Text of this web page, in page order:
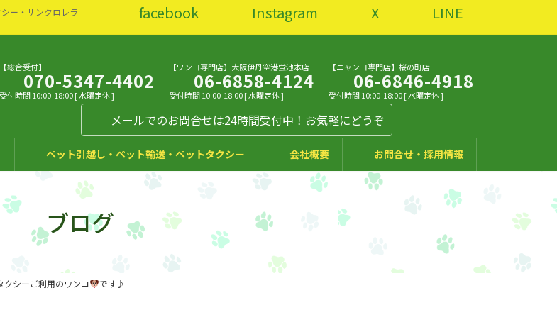
ー・サンクロレラ
facebook Instagram X LINE
【総合受付】
070-5347-4402
受付時間 10:00-18:00 [ 水曜定休 ]
【ワンコ専門店】大阪伊丹空港蛍池本店
06-6858-4124
受付時間 10:00-18:00 [ 水曜定休 ]
【ニャンコ専門店】桜の町店
06-6846-4918
受付時間 10:00-18:00 [ 水曜定休 ]
メールでのお問合せは24時間受付中！お気軽にどうぞ
ペット引越し・ペット輸送・ペットタクシー 会社概要 お問合せ・採用情報
ブログ
クシーご利用のワンコ です♪